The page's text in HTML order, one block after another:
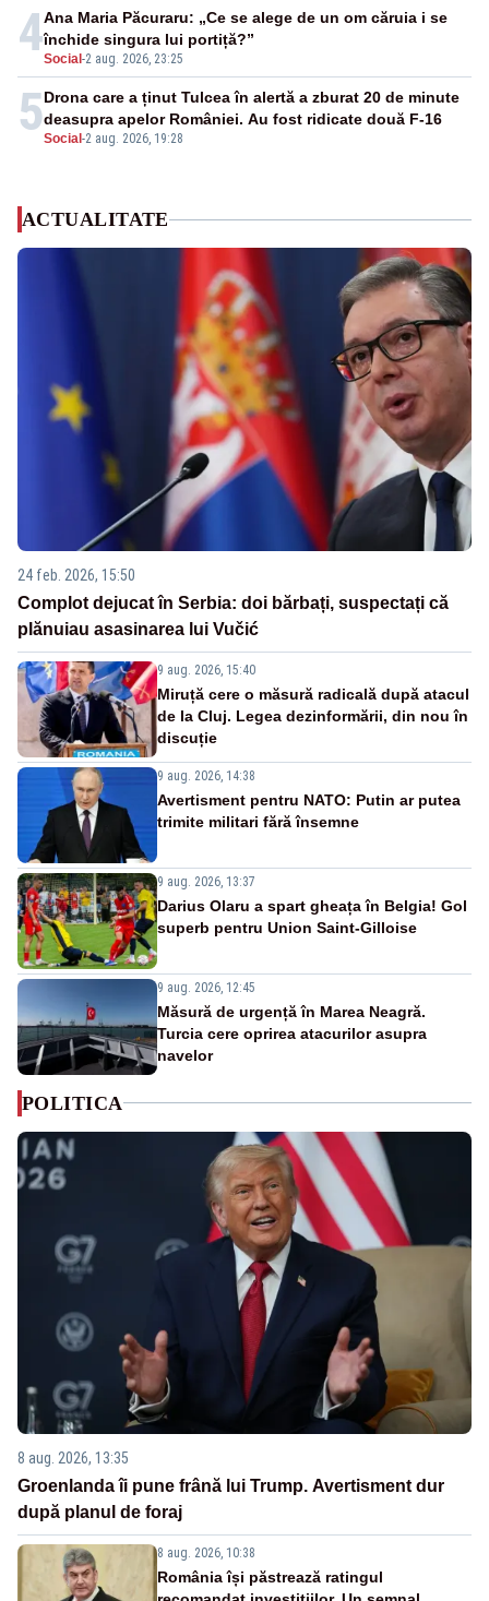
4Social -2 aug. 2026, 23:25
Ana Maria Păcuraru: „Ce se alege de un om căruia i se
închide singura lui portiță?”
5Social -2 aug. 2026, 19:28
Drona care a ținut Tulcea în alertă a zburat 20 de minute
deasupra apelor României. Au fost ridicate două F-16
ACTUALITATE
24 feb. 2026, 15:50
Complot dejucat în Serbia: doi bărbați, suspectați că
plănuiau asasinarea lui Vučić
9 aug. 2026, 15:40
Miruță cere o măsură radicală după atacul
de la Cluj. Legea dezinformării, din nou în
discuție
9 aug. 2026, 14:38
Avertisment pentru NATO: Putin ar putea
trimite militari fără însemne
9 aug. 2026, 13:37
Darius Olaru a spart gheața în Belgia! Gol
superb pentru Union Saint-Gilloise
9 aug. 2026, 12:45
Măsură de urgență în Marea Neagră.
Turcia cere oprirea atacurilor asupra
navelor
POLITICA
8 aug. 2026, 13:35
Groenlanda îi pune frână lui Trump. Avertisment dur
după planul de foraj
8 aug. 2026, 10:38
România își păstrează ratingul